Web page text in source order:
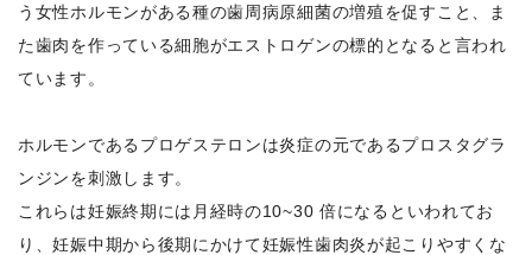
う女性ホルモンがある種の歯周病原細菌の増殖を促すこと、ま
た歯肉を作っている細胞がエストロゲンの標的となると言われ
ています。
ホルモンであるプロゲステロンは炎症の元であるプロスタグラ
ンジンを刺激します。
これらは妊娠終期には月経時の10~30 倍になるといわれてお
り、妊娠中期から後期にかけて妊娠性歯肉炎が起こりやすくな